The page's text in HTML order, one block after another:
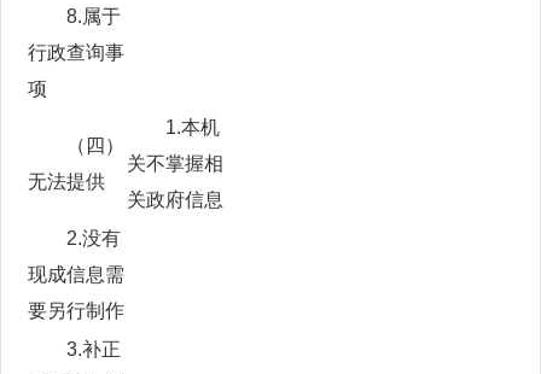
8.属于
行政查询事
项
（四）
无法提供
1.本机
关不掌握相
关政府信息
2.没有
现成信息需
要另行制作
3.补正